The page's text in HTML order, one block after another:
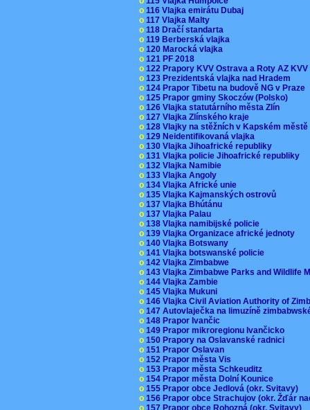
o 116 Vlajka emirátu Dubaj
o 117 Vlajka Malty
o 118 Dračí standarta
o 119 Berberská vlajka
o 120 Marocká vlajka
o 121 PF 2018
o 122 Prapory KVV Ostrava a Roty AZ
o 123 Prezidentská vlajka nad Hradem
o 124 Prapor Tibetu na budově NG v Praze
o 125 Prapor gminy Skoczów (Polsko)
o 126 Vlajka statutárního města Zlín
o 127 Vlajka Zlínského kraje
o 128 Vlajky na stěžních v Kapském
o 129 Neidentifikovaná vlajka
o 130 Vlajka Jihoafrické republiky
o 131 Vlajka policie Jihoafrické republiky
o 132 Vlajka Namibie
o 133 Vlajka Angoly
o 134 Vlajka Africké unie
o 135 Vlajka Kajmanských ostrovů
o 137 Vlajka Bhútánu
o 137 Vlajka Palau
o 138 Vlajka namibijské policie
o 139 Vlajka Organizace africké jednoty
o 140 Vlajka Botswany
o 141 Vlajka botswanské policie
o 142 Vlajka Zimbabwe
o 143 Vlajka Zimbabwe Parks and Wildlife
o 144 Vlajka Zambie
o 145 Vlajka Mukuni
o 146 Vlajka Civil Aviation Authority of
o 147 Autovlaječka na limuzíně
o 148 Prapor Ivančic
o 149 Prapor mikroregionu Ivančicko
o 150 Prapory na Oslavanské radnici
o 151 Prapor Oslavan
o 152 Prapor města Vis
o 153 Prapor města Schkeuditz
o 154 Prapor města Dolní Kounice
o 155 Prapor obce Jedlová (okr. Svitavy)
o 156 Prapor obce Strachujov (okr. Žďár
o 157 Prapor obce Rohozná (okr. Svitavy)